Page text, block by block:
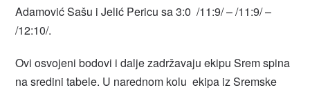
Adamović Sašu i Jelić Pericu sa 3:0 /11:9/ – /11:9/ –
/12:10/.
Ovi osvojeni bodovi i dalje zadržavaju ekipu Srem spina
na sredini tabele. U narednom kolu ekipa iz Sremske